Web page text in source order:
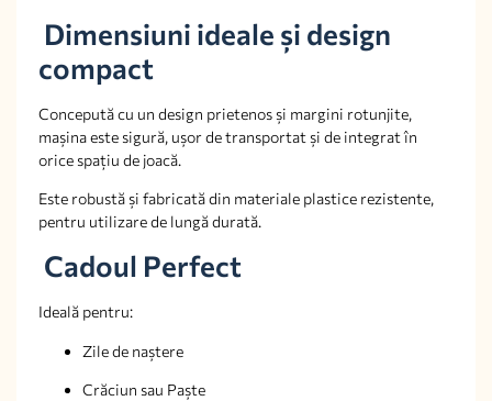
Dimensiuni ideale și design
compact
Concepută cu un design prietenos și margini rotunjite,
mașina este sigură, ușor de transportat și de integrat în
orice spațiu de joacă.
Este robustă și fabricată din materiale plastice rezistente,
pentru utilizare de lungă durată.
Cadoul Perfect
Ideală pentru:
Zile de naștere
Crăciun sau Paște